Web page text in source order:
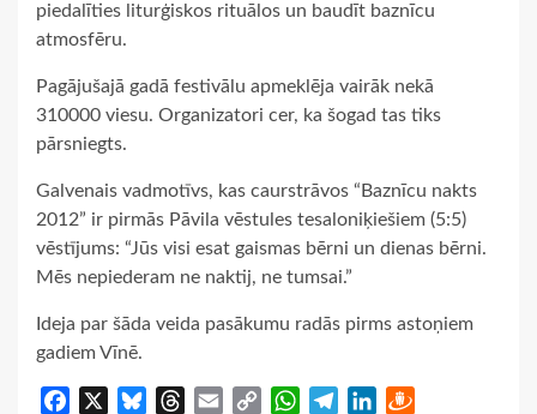
piedalīties liturģiskos rituālos un baudīt baznīcu
atmosfēru.
Pagājušajā gadā festivālu apmeklēja vairāk nekā
310000 viesu. Organizatori cer, ka šogad tas tiks
pārsniegts.
Galvenais vadmotīvs, kas caurstrāvos “Baznīcu nakts
2012” ir pirmās Pāvila vēstules tesaloniķiešiem (5:5)
vēstījums: “Jūs visi esat gaismas bērni un dienas bērni.
Mēs nepiederam ne naktij, ne tumsai.”
Ideja par šāda veida pasākumu radās pirms astoņiem
gadiem Vīnē.
Facebook BlueskyThreads
Email
Copy
WhatsApp
TelegramLinkedIn